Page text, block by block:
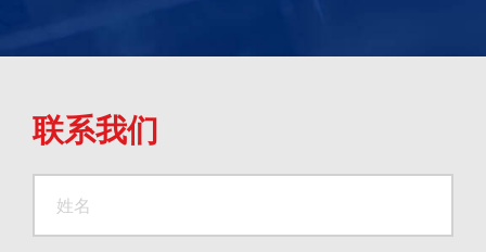
联系我们